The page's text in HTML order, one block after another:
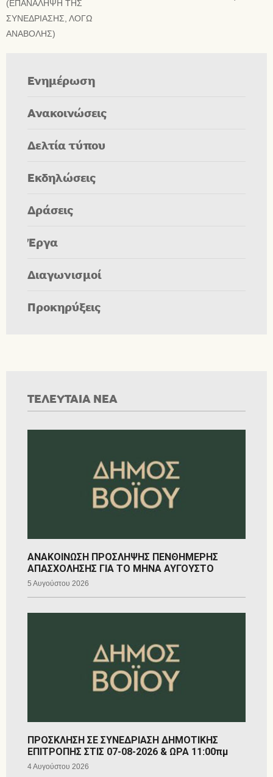
(ΕΠΑΝΑΛΗΨΗ ΤΗΣ
ΣΥΝΕΔΡΙΑΣΗΣ, ΛΟΓΩ
ΑΝΑΒΟΛΗΣ)
Ενημέρωση
Ανακοινώσεις
Δελτία τύπου
Εκδηλώσεις
Δράσεις
Έργα
Διαγωνισμοί
Προκηρύξεις
ΤΕΛΕΥΤΑΙΑ ΝΕΑ
ΑΝΑΚΟΙΝΩΣΗ ΠΡΟΣΛΗΨΗΣ ΠΕΝΘΗΜΕΡΗΣ
ΑΠΑΣΧΟΛΗΣΗΣ ΓΙΑ ΤΟ ΜΗΝΑ ΑΥΓΟΥΣΤΟ
5 Αυγούστου 2026
ΠΡΟΣΚΛΗΣΗ ΣΕ ΣΥΝΕΔΡΙΑΣΗ ΔΗΜΟΤΙΚΗΣ
ΕΠΙΤΡΟΠΗΣ ΣΤΙΣ 07-08-2026 & ΩΡΑ 11:00πμ
4 Αυγούστου 2026